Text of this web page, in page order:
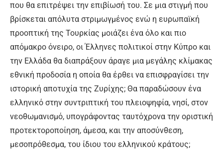
που θα επιτρέψει την επιβίωσή του. Σε μια στιγμή που
βρίσκεται απόλυτα στριμωγμένος ενώ η ευρωπαϊκή
προοπτική της Τουρκίας μοιάζει ένα όλο και πιο
απόμακρο όνειρο, οι Έλληνες πολιτικοί στην Κύπρο και
την Ελλάδα θα διαπράξουν άραγε μια μεγάλης κλίμακας
εθνική προδοσία η οποία θα έρθει να επισφραγίσει την
ιστορική αποτυχία της Ζυρίχης; Θα παραδώσουν ένα
ελληνικό στην συντριπτική του πλειοψηφία, νησί, στον
νεοθωμανισμό, υπογράφοντας ταυτόχρονα την οριστική
προτεκτοροποίηση, άμεσα, και την αποσύνθεση,
μεσοπρόθεσμα, του ίδιου του ελληνικού κράτους;